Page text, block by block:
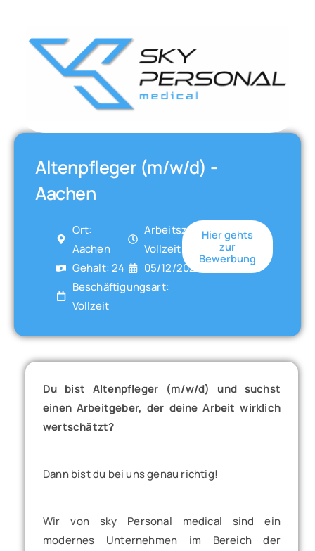
Altenpfleger (m/w/d) -
Aachen
Ort:
Aachen
Gehalt: 24
Beschäftigungsart:
Vollzeit
Arbeitszeit:
Vollzeit
05/12/2025
Hier gehts
zur
Bewerbung
Du bist Altenpfleger (m/w/d) und suchst
einen Arbeitgeber, der deine Arbeit wirklich
wertschätzt?
Dann bist du bei uns genau richtig!
Wir von sky Personal medical sind ein
modernes Unternehmen im Bereich der